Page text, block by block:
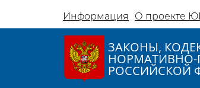
Информация О проекте
ЗАКОНЫ,
НОРМАТИВНО-
РОССИЙСКОЙ